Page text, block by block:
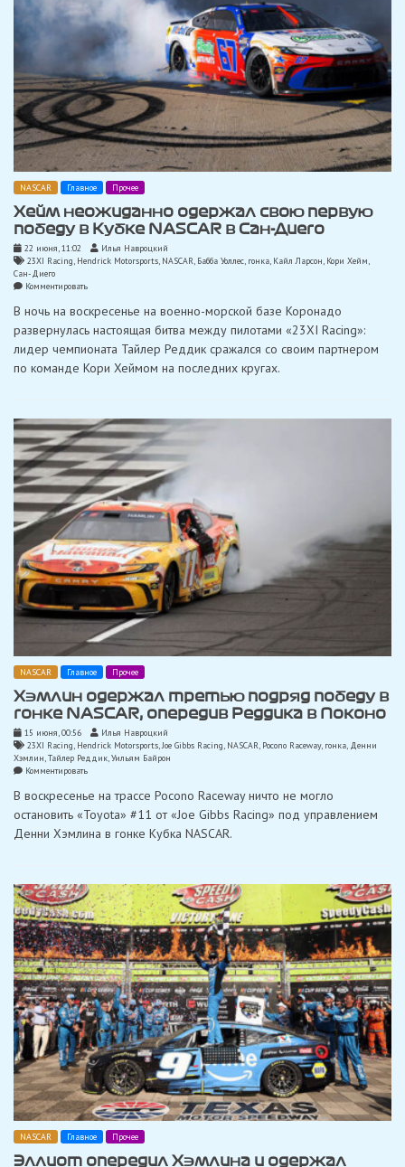
NASCAR Главное Прочее
Хейм неожиданно одержал свою первую
победу в Кубке NASCAR в Сан-Диего
22 июня, 11:02
Илья Навроцкий
23XI Racing, Hendrick Motorsports, NASCAR, Бабба Уоллес, гонка, Кайл Ларсон, Кори Хейм
Сан-Диего
Комментироватьon
неожиданно
свою
первую
победу
в
Сан-
Диего
В ночь на воскресенье на военно-морской базе Коронадо
развернулась настоящая битва между пилотами «23XI Racing»:
лидер чемпионата Тайлер Реддик сражался со своим партнером
по команде Кори Хеймом на последних кругах.
NASCAR Главное Прочее
Хэмлин одержал третью подряд победу в
гонке NASCAR, опередив Реддика в Поконо
15 июня, 00:56
Илья Навроцкий
23XI Racing, Hendrick Motorsports,Joe Gibbs Racing, NASCAR, Pocono Raceway, гонка, Денни
Хэмлин,Тайлер Реддик,Уильям Байрон
Комментироватьon
одержал
третью
подряд
победу
опередив
Реддика
в
Поконо
В воскресенье на трассе Pocono Raceway ничто не могло
остановить «Toyota» #11 от «Joe Gibbs Racing» под управлением
Денни Хэмлина в гонке Кубка NASCAR.
NASCAR Главное Прочее
Эллиот опередил Хэмлина и одержал